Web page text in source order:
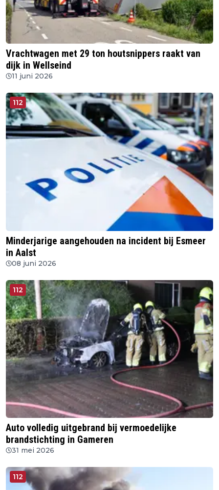
Vrachtwagen met 29 ton houtsnippers raakt van
dijk in Wellseind
11 juni 2026
112
Minderjarige aangehouden na incident bij Esmeer
in Aalst
08 juni 2026
112
Auto volledig uitgebrand bij vermoedelijke
brandstichting in Gameren
31 mei 2026
112